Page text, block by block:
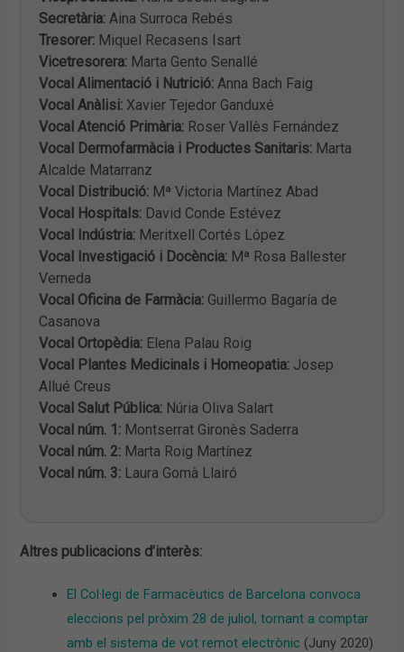
Secretària: Aina Surroca Rebés
Tresorer: Miquel Recasens Isart
Vicetresorera: Marta Gento Senallé
Vocal Alimentació i Nutrició: Anna Bach Faig
Vocal Anàlisi: Xavier Tejedor Ganduxé
Vocal Atenció Primària: Roser Vallès Fernández
Vocal Dermofarmàcia i Productes Sanitaris: Marta
Alcalde Matarranz
Vocal Distribució: Mª Victoria Martínez Abad
Vocal Hospitals: David Conde Estévez
Vocal Indústria: Meritxell Cortés López
Vocal Investigació i Docència: Mª Rosa Ballester
Verneda
Vocal Oficina de Farmàcia: Guillermo Bagaría de
Casanova
Vocal Ortopèdia: Elena Palau Roig
Vocal Plantes Medicinals i Homeopatia: Josep
Allué Creus
Vocal Salut Pública: Núria Oliva Salart
Vocal núm. 1: Montserrat Gironès Saderra
Vocal núm. 2: Marta Roig Martínez
Vocal núm. 3: Laura Gomà Llairó
Altres publicacions d’interès:
El Col·legi de Farmacèutics de Barcelona convoca
eleccions pel pròxim 28 de juliol, tornant a comptar
amb el sistema de vot remot electrònic (Juny 2020)